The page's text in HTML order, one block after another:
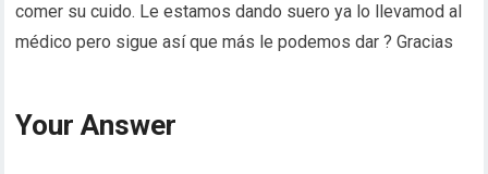
comer su cuido. Le estamos dando suero ya lo llevamod al
médico pero sigue así que más le podemos dar ? Gracias
Your Answer